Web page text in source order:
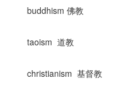
buddhism 佛教
taoism 道教
christianism 基督教